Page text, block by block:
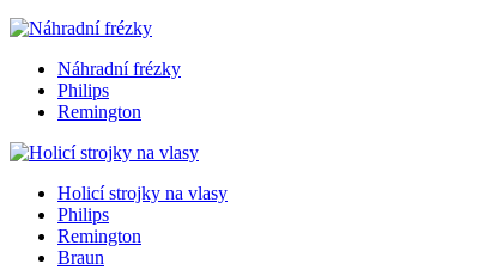
Náhradní frézky
Philips
Remington
Holicí strojky na vlasy
Philips
Remington
Braun